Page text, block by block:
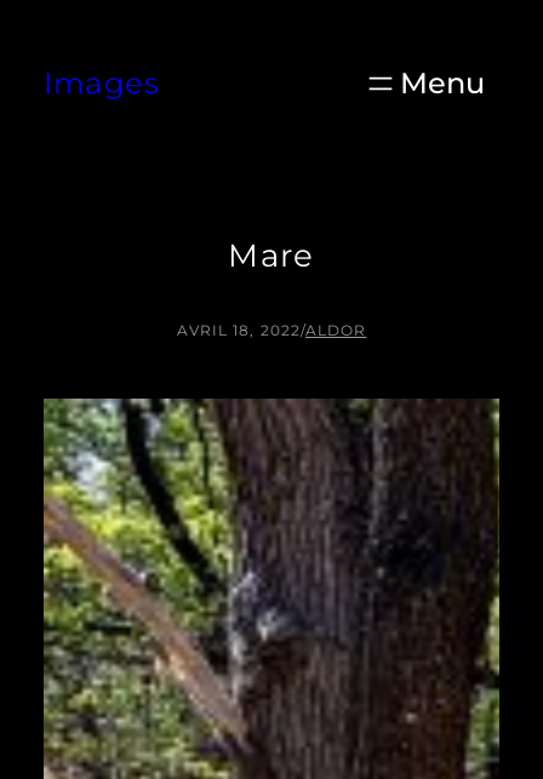
contenu
Images
Mare
AVRIL 18, 2022/ALDOR